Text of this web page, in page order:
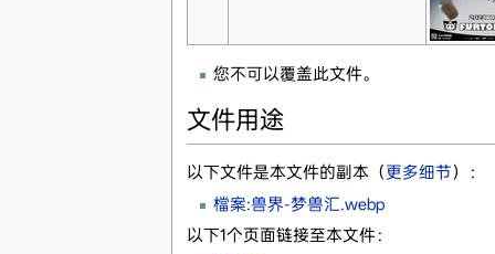
您不可以覆盖此文件。
文件用途
以下文件是本文件的副本（更多细节）：
檔案:兽界-梦兽汇.webp
以下1个页面链接至本文件：